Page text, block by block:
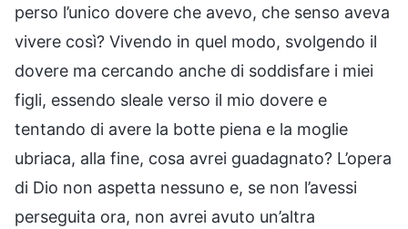
perso l’unico dovere che avevo, che senso aveva
vivere così? Vivendo in quel modo, svolgendo il
dovere ma cercando anche di soddisfare i miei
figli, essendo sleale verso il mio dovere e
tentando di avere la botte piena e la moglie
ubriaca, alla fine, cosa avrei guadagnato? L’opera
di Dio non aspetta nessuno e, se non l’avessi
perseguita ora, non avrei avuto un’altra